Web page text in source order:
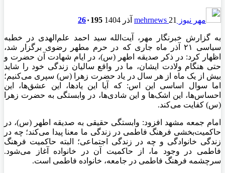
مهر نیوز mehrnews 21 آذر 1404 26۰ 195
به گزارش خبرنگار مهر، آیت‌الله سید احمد علم‌الهدی در خطبه
سیاسی ۲۱ آذر ماه جاری که در حرم مطهر رضوی برگزار شد،
اظهار کرد: در ذکر صدیقه اطهر (س)، در ایام شهادت آن حضرت و
حتی هنگام ولادت ایشان، ما در واقع سالیان زندگی خود را شاید
بیش از یک ماه از هر سال در یاد حضرت زهرا (س) سپری می‌کنیم؛
اما سوال اساسی این اس: که آیا این یادها، این عشق‌ها، این
احساس‌ها، این اشک‌ها و این شادی‌ها، در وابستگی به حضرت زهرا
(س) کفایت می‌کند.
امام جمعه مشهد افزود: وابستگی حقیقی به صدیقه اطهر (س)، در
حاکمیت‌بخشی فرهنگ فاطمی در زندگی ما معنا پیدا می‌کند؛ چه در
زندگی خانوادگی و چه در زندگی اجتماعی؛ البته حاکمیت فرهنگ
فاطمی در وجود ما، از حاکمیت آن در خانواده آغاز می‌شود.
سرچشمه فرهنگ فاطمی در جامعه، خانواده فاطمی است.